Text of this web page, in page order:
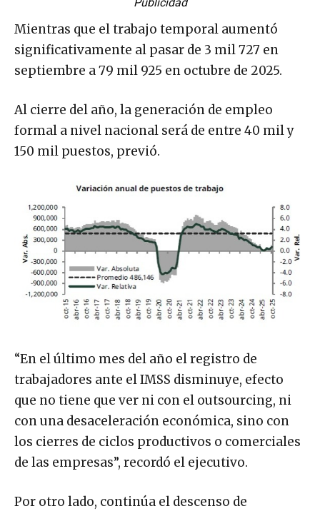
Mientras que el trabajo temporal aumentó
significativamente al pasar de 3 mil 727 en
septiembre a 79 mil 925 en octubre de 2025.
Al cierre del año, la generación de empleo
formal a nivel nacional será de entre 40 mil y
150 mil puestos, previó.
“En el último mes del año el registro de
trabajadores ante el IMSS disminuye, efecto
que no tiene que ver ni con el outsourcing, ni
con una desaceleración económica, sino con
los cierres de ciclos productivos o comerciales
de las empresas”, recordó el ejecutivo.
Por otro lado, continúa el descenso de